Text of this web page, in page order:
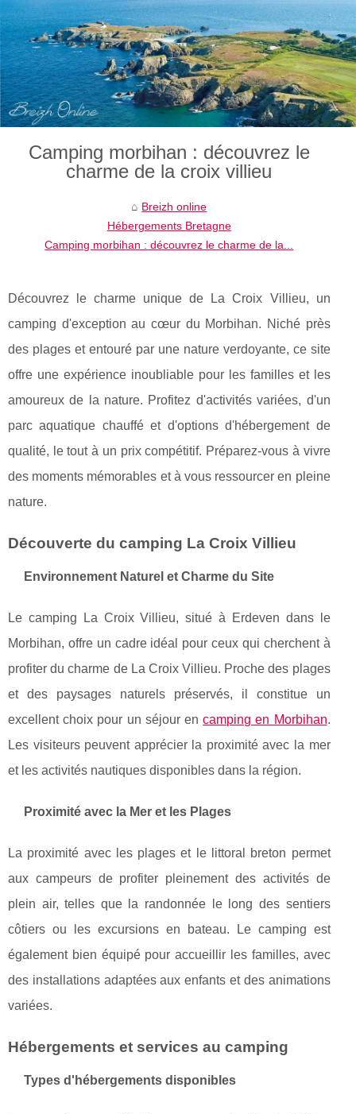
Camping morbihan : découvrez le
charme de la croix villieu
Breizh online
Hébergements Bretagne
Camping morbihan : découvrez le charme de la...
Découvrez le charme unique de La Croix Villieu, un
camping d'exception au cœur du Morbihan. Niché près
des plages et entouré par une nature verdoyante, ce site
offre une expérience inoubliable pour les familles et les
amoureux de la nature. Profitez d'activités variées, d'un
parc aquatique chauffé et d'options d'hébergement de
qualité, le tout à un prix compétitif. Préparez-vous à vivre
des moments mémorables et à vous ressourcer en pleine
nature.
Découverte du camping La Croix Villieu
Environnement Naturel et Charme du Site
Le camping La Croix Villieu, situé à Erdeven dans le
Morbihan, offre un cadre idéal pour ceux qui cherchent à
profiter du charme de La Croix Villieu. Proche des plages
et des paysages naturels préservés, il constitue un
excellent choix pour un séjour encamping en Morbihan.
Les visiteurs peuvent apprécier la proximité avec la mer
et les activités nautiques disponibles dans la région.
Proximité avec la Mer et les Plages
La proximité avec les plages et le littoral breton permet
aux campeurs de profiter pleinement des activités de
plein air, telles que la randonnée le long des sentiers
côtiers ou les excursions en bateau. Le camping est
également bien équipé pour accueillir les familles, avec
des installations adaptées aux enfants et des animations
variées.
Hébergements et services au camping
Types d'hébergements disponibles